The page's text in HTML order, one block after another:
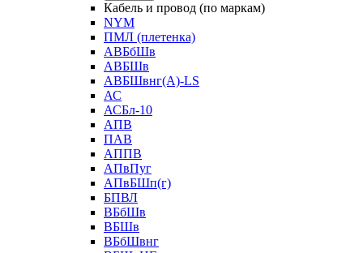
Кабель и провод (по маркам)
NYM
ПМЛ (плетенка)
АВБбШв
АВБШв
АВБШвнг(А)-LS
АС
АСБл-10
АПВ
ПАВ
АППВ
АПвПуг
АПвБШп(г)
БПВЛ
ВБбШв
ВБШв
ВБбШвнг